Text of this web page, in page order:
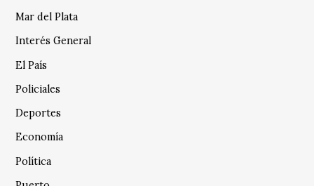
Mar del Plata
Interés General
El País
Policiales
Deportes
Economía
Política